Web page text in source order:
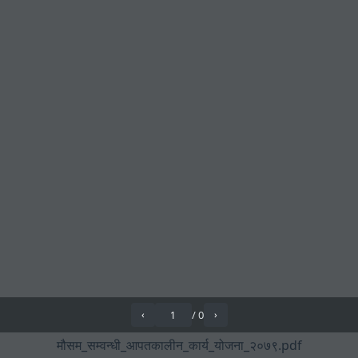
‹ /0 ›
मौसम_सम्वन्धी_आपतकालीन_कार्य_योजना_२०७९.pdf